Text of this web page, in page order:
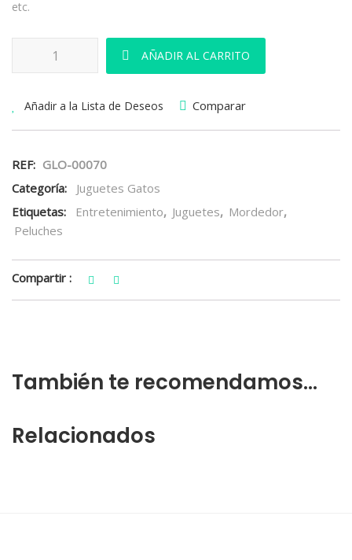
etc.
Juguete Gatos Natural Eero cantidad
AÑADIR AL CARRITO
Añadir a la Lista de Deseos Comparar
REF: GLO-00070
Categoría:
Juguetes Gatos
Etiquetas:
Entretenimiento, Juguetes, Mordedor,
Peluches
Compartir :
También te recomendamos…
Relacionados